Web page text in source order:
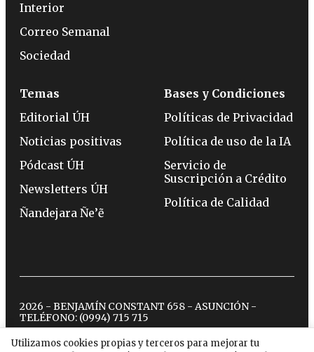
Utilizamos cookies propias y terceros para mejorar tu
Interior
Correo Semanal
Sociedad
Temas
Editorial ÚH
Noticias positivas
Pódcast ÚH
Newsletters ÚH
Ñandejara Ñe’ẽ
Bases y Condiciones
Políticas de Privacidad
Política de uso de la IA
Servicio de
Suscripción a Crédito
Política de Calidad
2026 - BENJAMÍN CONSTANT 658 - ASUNCIÓN -
TELÉFONO: (0994) 715 715